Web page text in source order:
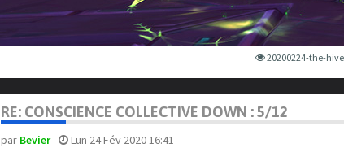
20200224-the-
RE: CONSCIENCE COLLECTIVE DOWN : 5/12
par Bevier- Lun 24 Fév 2020 16:41